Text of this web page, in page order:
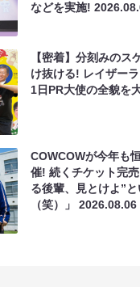
などを実施!
【密着】分刻みのス
け抜ける! レイザー
1日PR大使の全貌を
COWCOWが今年も
催! 続くチケット完
る後輩、見とけよ”
（笑）」2026.08.06